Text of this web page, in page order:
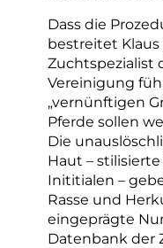
Dass die
bestreitet
Zuchtspezialist
Vereinigung
„vernünftigen
Pferde sollen
Die
Haut –
Inititialen –
Rasse und
eingeprägte
Datenbank der